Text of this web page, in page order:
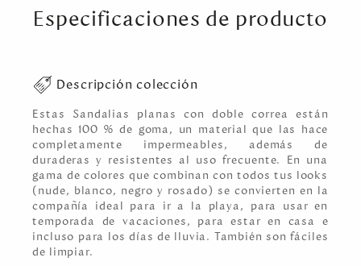
Especificaciones de producto
Descripción colección
Estas Sandalias planas con doble correa están
hechas 100 % de goma, un material que las hace
completamente impermeables, además de
duraderas y resistentes al uso frecuente. En una
gama de colores que combinan con todos tus looks
(nude, blanco, negro y rosado) se convierten en la
compañía ideal para ir a la playa, para usar en
temporada de vacaciones, para estar en casa e
incluso para los días de lluvia. También son fáciles
de limpiar.